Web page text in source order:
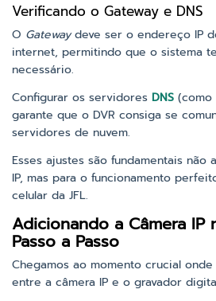
Verificando o Gateway e DNS
O Gatewaydeve ser o endereço IP
internet, permitindo que o sistema
necessário.
Configurar os servidores DNS (como
garante que o DVR consiga se
servidores de nuvem.
Esses ajustes são fundamentais não
IP, mas para o funcionamento
celular da JFL.
Adicionando a Câmera IP
Passo a Passo
Chegamos ao momento crucial onde
entre a câmera IP e o gravador